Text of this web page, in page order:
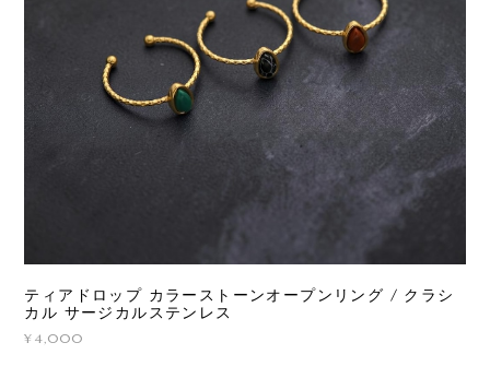
ティアドロップ カラーストーンオープンリング / クラシ
カル サージカルステンレス
¥4,000